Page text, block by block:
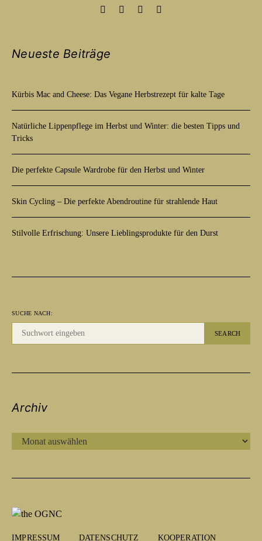
Neueste Beiträge
Kürbis Mac and Cheese: Das Vegane Herbstrezept für kalte Tage
Natürliche Lippenpflege im Herbst und Winter: die besten Tipps und
Tricks
Die perfekte Capsule Wardrobe für den Herbst und Winter
Skin Cycling – Die perfekte Abendroutine für strahlende Haut
Stilvolle Erfrischung: Unsere Lieblingsprodukte für den Durst
SUCHE NACH:
SEARCH
Archiv
IMPRESSUM DATENSCHUTZ KOOPERATION